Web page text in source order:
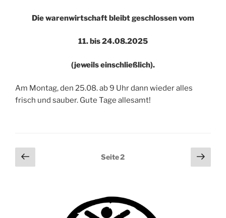
Die warenwirtschaft bleibt geschlossen vom
11. bis 24.08.2025
(jeweils einschließlich).
Am Montag, den 25.08. ab 9 Uhr dann wieder alles
frisch und sauber. Gute Tage allesamt!
Seitennummerierung
der
Vorherige
Seite
Seite2